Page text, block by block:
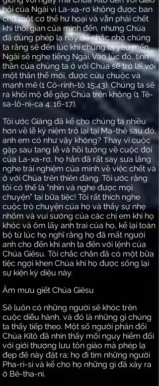
hội của Ngài vì La-xa-rơ không được ban
cho một cơ thể hư hoại và vẫn phải chết
khi thời gian của mình đến, nhưng Chúa
đã dùng phép lạ này để nhắc nhở chúng
ta rằng sẽ đến lúc khi chúng ta yêu mến
Ngài sẽ nghe tiếng Ngài. Vào lúc đó, tinh
thần của chúng ta ở với Chúa sẽ trở lại với
một thân thể mới, được cứu chuộc và
mạnh mẽ (1 Cô-rinh-tô 15:43). Chúng ta sẽ
ra khỏi mộ để gặp Chúa trên không (1 Tê-
sa-lô-ni-ca 4: 16-17).
Tôi ước Giăng đã kể cho chúng ta nhiều
hơn về lễ kỷ niệm trở lại tại Ma-thê sau đó,
anh em có như vậy không? Thay vì cuộc
gặp sau tang lễ và hồi tưởng về cuộc đời
của La-xa-rơ, họ hẳn đã rất say sưa lắng
nghe trải nghiệm của mình về việc chết và
ở với Chúa trên thiên đàng. Tôi ước rằng
tôi có thể là “nhìn và nghe được mọi
chuyện” tại bữa tiệc! Tôi rất thích nghe
cuộc trò chuyện của họ và thấy sự nhẹ
nhõm và vui sướng của các chị em khi họ
khóc và ôm lấy anh trai của họ, kể lại toàn
bộ từ lúc họ nghĩ rằng họ đã mất người
anh cho đến khi anh ta đến với lệnh của
Chúa Giêsu. Tôi chắc chắn đã có một bữa
tiệc ngợi khen Chúa khi họ được sống lại
sự kiện kỳ diệu này.
Âm mưu giết Chúa Giêsu
Sẽ luôn có những người sẽ khóc trên
cuộc diễu hành, và đó là những gì chúng
ta thấy tiếp theo. Một số người phản đối
Chúa Kitô đã nhìn thấy mối nguy hiểm đối
với giới thượng lưu tôn giáo mà phép lạ
đẹp đẽ này đặt ra; họ đi tìm những người
Pha-ri-si và kể cho họ những gì đã xảy ra
ở Bê-tha-ni.